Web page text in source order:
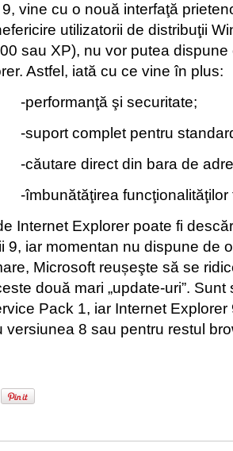
vine cu o nouă interfaţă
utilizatorii de distribuţii
sau XP), nu vor putea
Astfel, iată cu ce vine în plus:
-performanţă şi securitate;
-suport complet pentru
-căutare direct din bara de
-îmbunătăţirea funcţionalităţilor
Internet Explorer poate fi
9, iar momentan nu dispune de
Microsoft reușeşte să se
două mari „update-uri”.
Pack 1, iar Internet
versiunea 8 sau pentru restul